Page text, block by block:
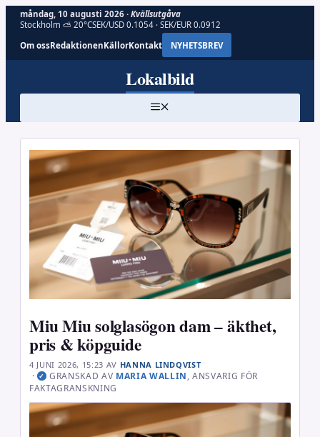
måndag, 10 augusti 2026 · Kvällsutgåva
Stockholm ⛅ 20°CSEK/USD 0.1054 · SEK/EUR 0.0912
Om ossRedaktionenKällorKontakt NYHETSBREV
innehåll
Lokalbild
Miu Miu solglasögon dam – äkthet,
pris & köpguide
4 JUNI 2026, 15:23 AV HANNA LINDQVIST
· ✓ GRANSKAD AV MARIA WALLIN, ANSVARIG FÖR
FAKTAGRANSKNING